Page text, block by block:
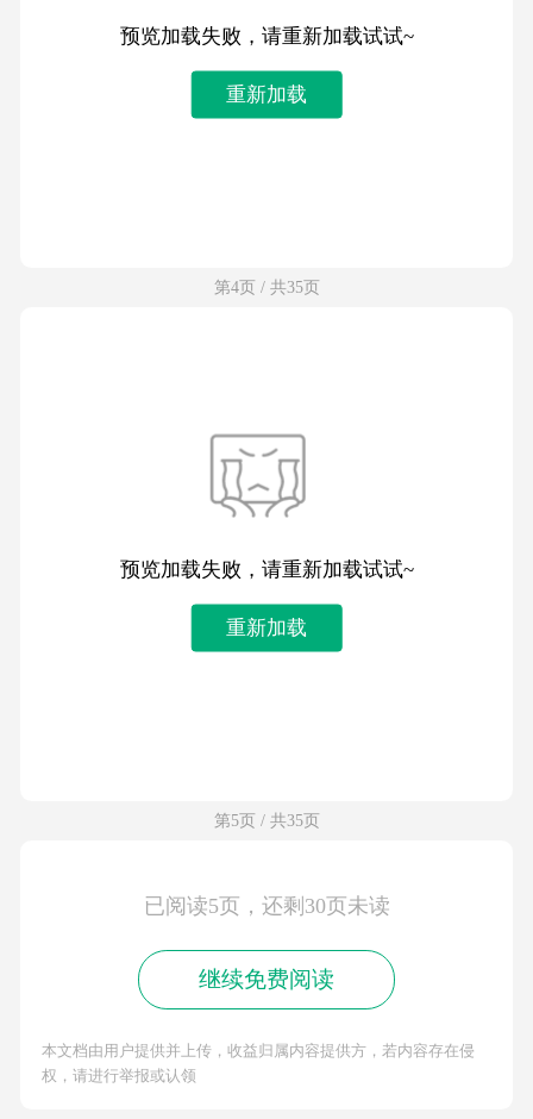
预览加载失败，请重新加载试试~
重新加载
第4页 / 共35页
预览加载失败，请重新加载试试~
重新加载
第5页 / 共35页
已阅读5页，还剩30页未读
继续免费阅读
本文档由用户提供并上传，收益归属内容提供方，若内容存在侵
权，请进行举报或认领